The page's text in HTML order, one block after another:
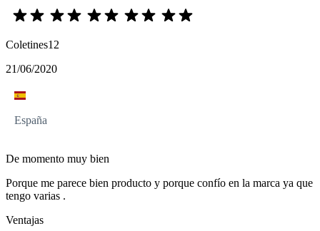
Coletines12
21/06/2020
España
De momento muy bien
Porque me parece bien producto y porque confío en la marca ya que
tengo varias .
Ventajas